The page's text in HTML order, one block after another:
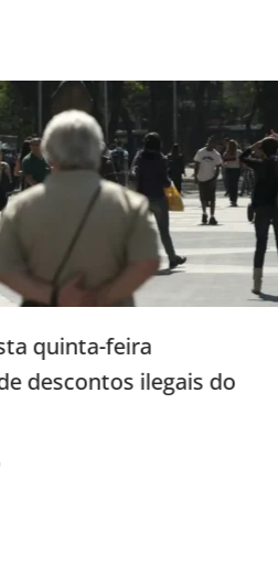
Prefeitura
fundiária de três
vários bairros da
julho 24, 2025